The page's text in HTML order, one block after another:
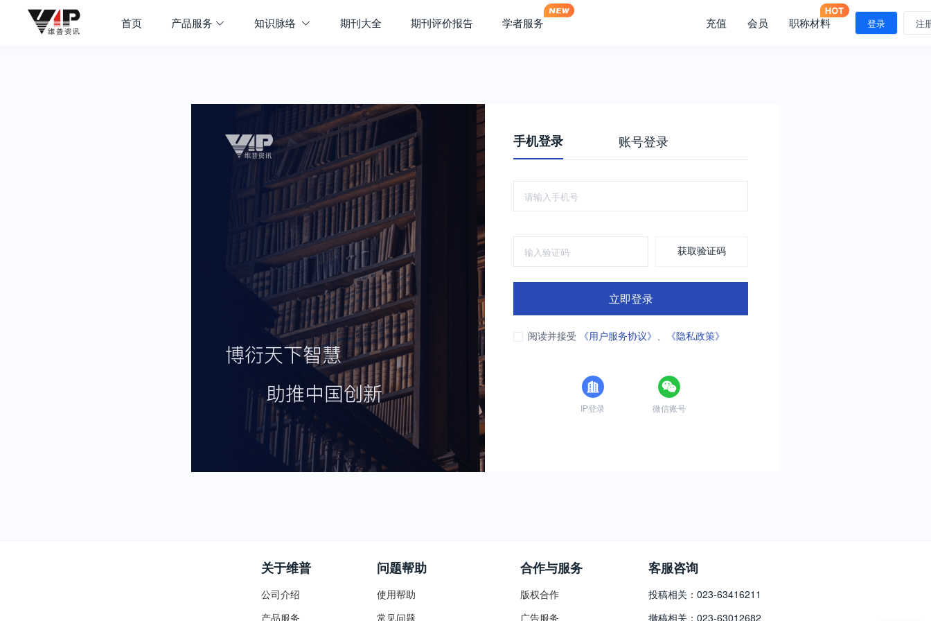
首页 产品服务 知识脉络 期刊大全 期刊评价报告 学者服务 充值 会员 职称材料 登录 注
手机登录 账号登录
获取验证码
立即登录
阅读并接受 《用户服务协议》 、 《隐私政策》
IP登录 微信账号
关于维普
公司介绍
产品服务
问题帮助
使用帮助
常见问题
合作与服务
版权合作
广告服务
客服咨询
投稿相关：023-63416211
撤稿相关：023-63012682